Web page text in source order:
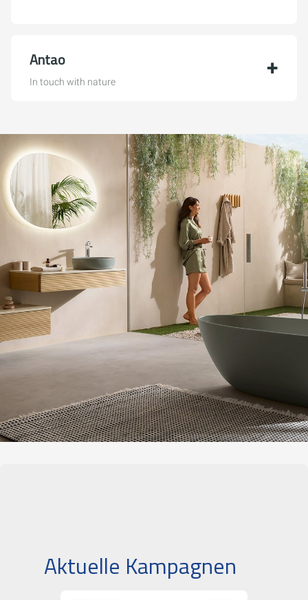
Antao
In touch with nature
Aktuelle Kampagnen